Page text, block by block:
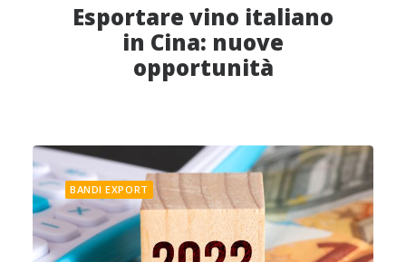
Esportare vino italiano
in Cina: nuove
opportunità
BANDI EXPORT